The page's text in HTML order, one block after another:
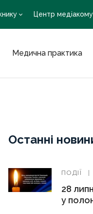
Центр
Медична практика
Останні
ПОДІЇ
28
у